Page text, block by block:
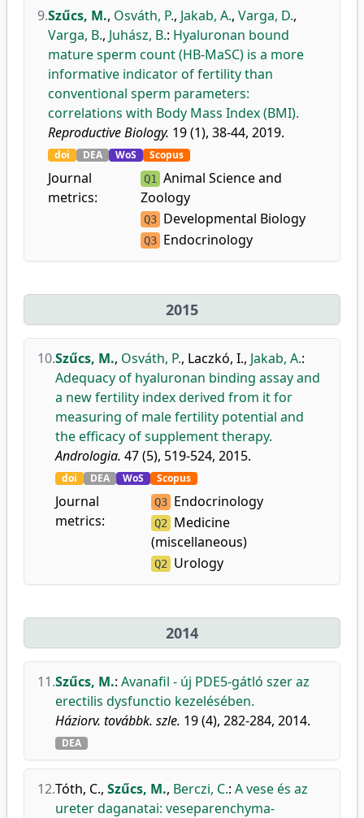
9.Szűcs, M., Osváth, P., Jakab, A., Varga, D.,
Varga, B., Juhász, B.: Hyaluronan bound
mature sperm count (HB-MaSC) is a more
informative indicator of fertility than
conventional sperm parameters:
correlations with Body Mass Index (BMI).
Reproductive Biology. 19 (1), 38-44, 2019.
doi DEA WoS Scopus
Journal
metrics:
Q1
Animal Science and
Zoology
Q3 Developmental Biology
Q3 Endocrinology
2015
10.Szűcs, M., Osváth, P., Laczkó, I., Jakab, A.:
Adequacy of hyaluronan binding assay and
a new fertility index derived from it for
measuring of male fertility potential and
the efficacy of supplement therapy.
Andrologia. 47 (5), 519-524, 2015.
doi DEA WoS Scopus
Journal
metrics:
Q3 Endocrinology
Q2 Medicine
(miscellaneous)
Q2 Urology
2014
11.Szűcs, M.: Avanafil - új PDE5-gátló szer az
erectilis dysfunctio kezelésében.
Háziorv. továbbk. szle. 19 (4), 282-284, 2014.
DEA
12.Tóth, C., Szűcs, M., Berczi, C.: A vese és az
ureter daganatai: veseparenchyma-